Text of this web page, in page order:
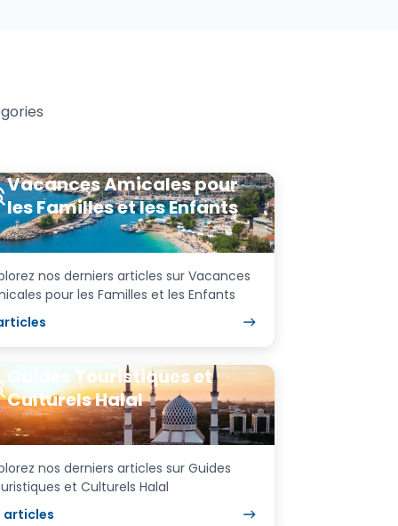
Vacances Amicales pour
les Familles et les Enfants
nos derniers articles sur Vacances
pour les Familles et les Enfants
Guides Touristiques et
Culturels Halal
nos derniers articles sur Guides
et Culturels Halal
articles